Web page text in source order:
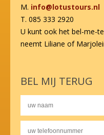
M. info@lotustours.nl
T. 085 333 2920
U kunt ook het bel-me-
neemt Liliane of
BEL MIJ TERUG